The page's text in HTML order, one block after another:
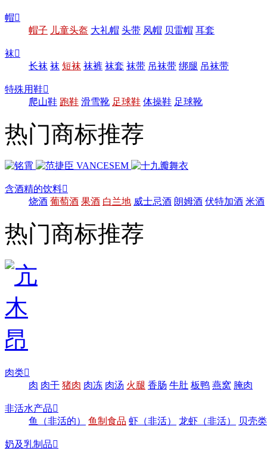
帽
帽子 儿童头盔 大礼帽 头带 风帽 贝雷帽 耳套
袜
长袜 袜 短袜 袜裤 袜套 袜带 吊袜带 绑腿 吊袜带
特殊用鞋
爬山鞋 跑鞋 滑雪靴 足球鞋 体操鞋 足球靴
热门商标推荐
含酒精的饮料
烧酒 葡萄酒 果酒 白兰地 威士忌酒 朗姆酒 伏特加酒 米酒
热门商标推荐
肉类
肉 肉干 猪肉 肉冻 肉汤 火腿 香肠 牛肚 板鸭 燕窝 腌肉
非活水产品
鱼（非活的）
鱼制食品 虾（非活） 龙虾（非活） 贝壳
奶及乳制品